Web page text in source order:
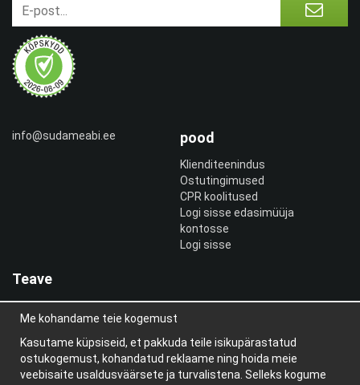
info@sudameabi.ee pood
Klienditeenindus
Ostutingimused
CPR koolitused
Logi sisse edasimüüja
kontosse
Logi sisse
Teave
Meist
uudiskiri
Teave küpsiste kohta
Blogi
Me kohandame teie kogemust
Kasutame küpsiseid, et pakkuda teile isikupärastatud
ostukogemust, kohandatud reklaame ning hoida meie
veebisaite usaldusväärsete ja turvalistena. Selleks kogume